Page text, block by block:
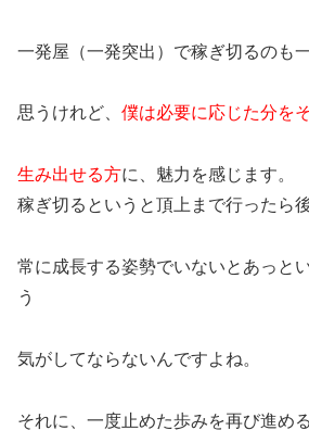
一発屋（一発突出）で稼ぎ切るのも
思うけれど、 僕は必要に応じた分を
生み出せる方に、魅力を感じます。
稼ぎ切るというと頂上まで行ったら
常に成長する姿勢でいないとあっと
う
気がしてならないんですよね。
それに、一度止めた歩みを再び進め